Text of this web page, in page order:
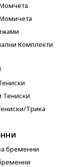
Комплекти
Тениски
Трика
бременни